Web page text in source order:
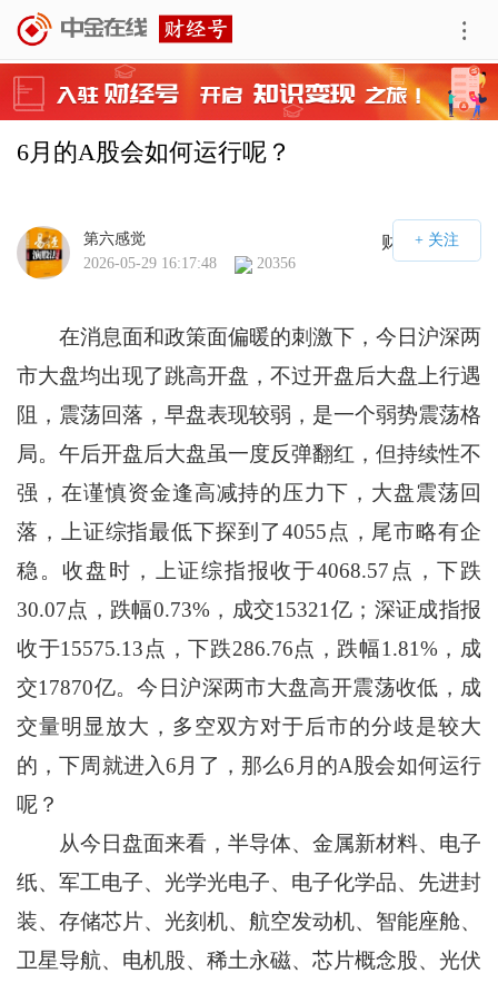
6月的A股会如何运行呢？
财经号APP
第六感觉
2026-05-29 16:17:48
20356
在消息面和政策面偏暖的刺激下，今日沪深两
市大盘均出现了跳高开盘，不过开盘后大盘上行遇
阻，震荡回落，早盘表现较弱，是一个弱势震荡格
局。午后开盘后大盘虽一度反弹翻红，但持续性不
强，在谨慎资金逢高减持的压力下，大盘震荡回
落，上证综指最低下探到了4055点，尾市略有企
稳。收盘时，上证综指报收于4068.57点，下跌
30.07点，跌幅0.73%，成交15321亿；深证成指报
收于15575.13点，下跌286.76点，跌幅1.81%，成
交17870亿。今日沪深两市大盘高开震荡收低，成
交量明显放大，多空双方对于后市的分歧是较大
的，下周就进入6月了，那么6月的A股会如何运行
呢？
从今日盘面来看，半导体、金属新材料、电子
纸、军工电子、光学光电子、电子化学品、先进封
装、存储芯片、光刻机、航空发动机、智能座舱、
卫星导航、电机股、稀土永磁、芯片概念股、光伏